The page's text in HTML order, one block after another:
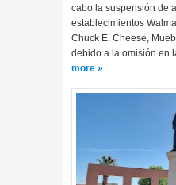
cabo la suspensión de
establecimientos
Chuck E. Cheese,
debido a la omisión en
more »